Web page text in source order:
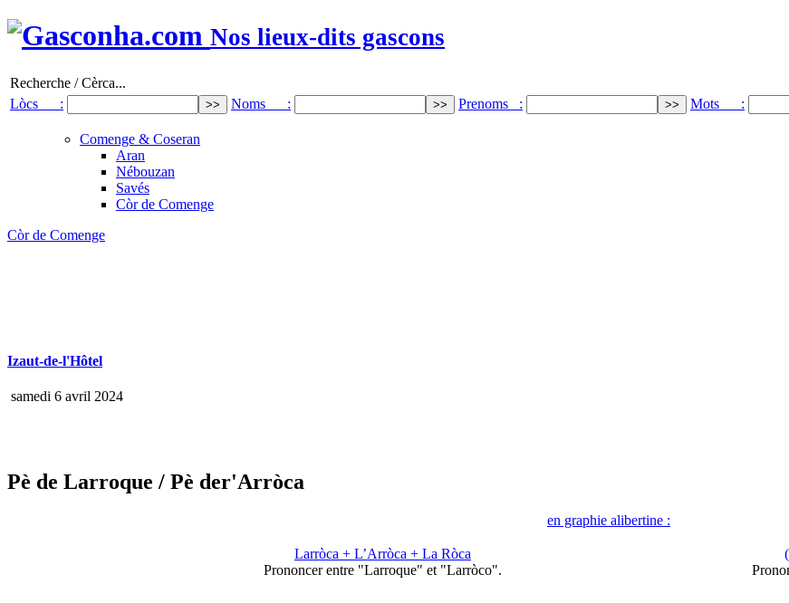
Nos lieux-dits gascons
Recherche / Cèrca...
Lòcs :
Noms : Prenoms : Mots :
Comenge & Coseran
Aran
Nébouzan
Savés
Còr de Comenge
Còr de Comenge
Izaut-de-l'Hôtel
samedi 6 avril 2024
Pè de Larroque / Pè der'Arròca
en graphie alibertine :
Larròca + L’Arròca + La Ròca
Prononcer entre "Larroque" et "Larròco".